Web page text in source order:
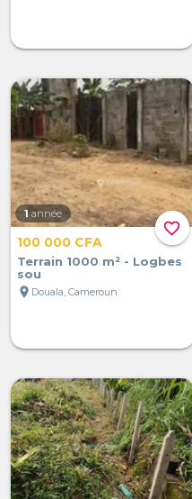
favorite_border
1 année
100 000 CFA
Terrain 1000 m² - Logbes
sou
location_on Douala, Cameroun